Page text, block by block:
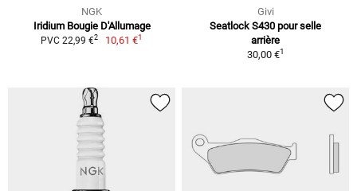
NGK
Iridium Bougie D'Allumage
PVC 22,99 €2 10,61 €1
Givi
Seatlock S430 pour selle
arrière
30,00 €1